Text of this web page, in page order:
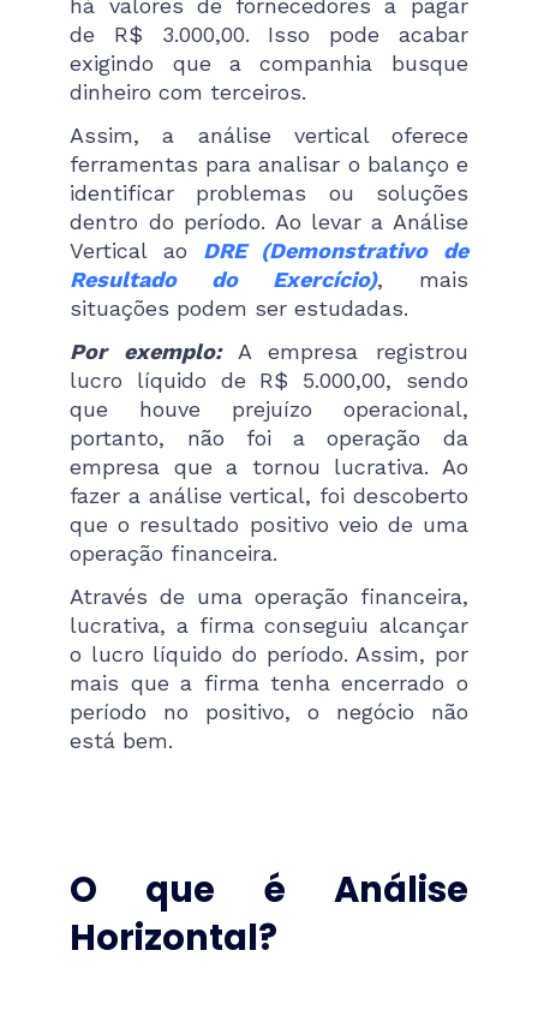
de R$ 3.000,00. Isso pode acabar
exigindo que a companhia busque
dinheiro com terceiros.
Assim, a análise vertical oferece
ferramentas para analisar o balanço e
identificar problemas ou soluções
dentro do período. Ao levar a Análise
Vertical ao DRE (Demonstrativo de
Resultado do Exercício), mais
situações podem ser estudadas.
Por exemplo:A empresa registrou
lucro líquido de R$ 5.000,00, sendo
que houve prejuízo operacional,
portanto, não foi a operação da
empresa que a tornou lucrativa. Ao
fazer a análise vertical, foi descoberto
que o resultado positivo veio de uma
operação financeira.
Através de uma operação financeira,
lucrativa, a firma conseguiu alcançar
o lucro líquido do período. Assim, por
mais que a firma tenha encerrado o
período no positivo, o negócio não
está bem.
O que é Análise
Horizontal?